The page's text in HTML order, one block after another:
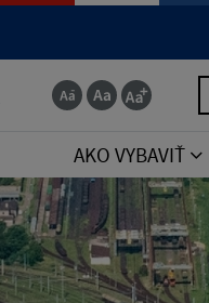
AKO VYBAVIŤ